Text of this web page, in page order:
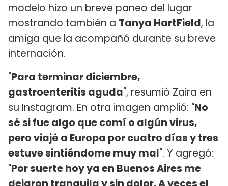
modelo hizo un breve paneo del lugar
mostrando también a Tanya HartField, la
amiga que la acompañó durante su breve
internación.
"Para terminar diciembre,
gastroenteritis aguda", resumió Zaira en
su Instagram. En otra imagen amplió: "No
sé si fue algo que comí o algún virus,
pero viajé a Europa por cuatro días y tres
estuve sintiéndome muy mal". Y agregó:
"Por suerte hoy ya en Buenos Aires me